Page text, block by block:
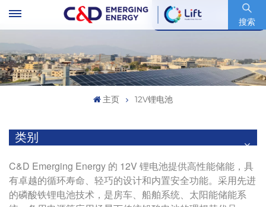
搜索
股票代码 : 600153.SH
主页 12V锂电池
类别
C&D Emerging Energy 的 12V 锂电池提供高性能储能，具
有卓越的循环寿命、轻巧的设计和内置安全功能。采用先进
的磷酸铁锂电池技术，是房车、船舶系统、太阳能储能系